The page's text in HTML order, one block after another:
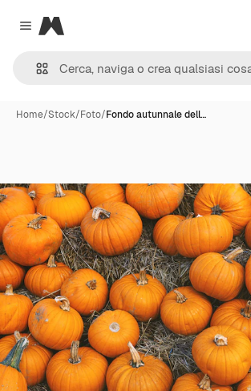
Close menu
Magnific
Home/Stock/Foto/Fondo autunnale dell…